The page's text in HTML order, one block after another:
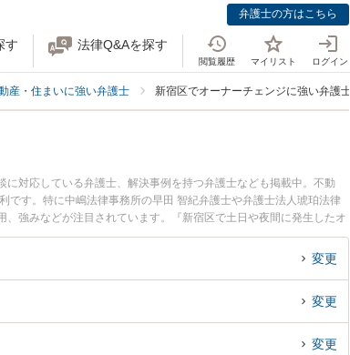
弁護士の方はこちら
す 法律Q&Aを探す
閲覧履歴 マイリスト ログイン
産・住まいに強い弁護士 新宿区でオーナーチェンジに強い弁護士
対応している弁護士、解決事例を持つ弁護士なども掲載中。不動
です。特に中嶋法律事務所の早田 智紀弁護士や弁護士法人琥珀法律
強みなどが注目されています。『新宿区で土日や夜間に発生したオ
決の実績豊富な近くの弁護士を検索したい』『初回相談無料でオー
すすめです。
変更
変更
変更